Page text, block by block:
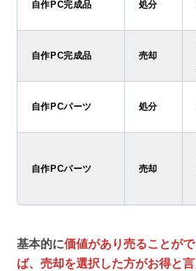
自作PC完成品 処分
自作PC完成品 売却
自作PCパーツ 処分
自作PCパーツ 売却
基本的に価値があり売ることが
ば、売却を選択した方がお得と